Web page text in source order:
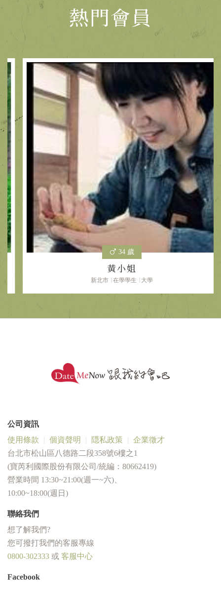
熱門會員
34 歲
黃小姐
新北市 在學學生 大學
公司資訊
使用條款
個資聲明 隠私政策
企業徵才
台北市松山區八德路二段358號6樓之1
(寶芮利國際股份有限公司/統編：80662419)
營業時間 13:30~21:00(週一~六)、
10:00~18:00(週日)
聯絡我們
想了解我們?
您可撥打我們的客服專線
0800-302333 或 客服中心
Facebook